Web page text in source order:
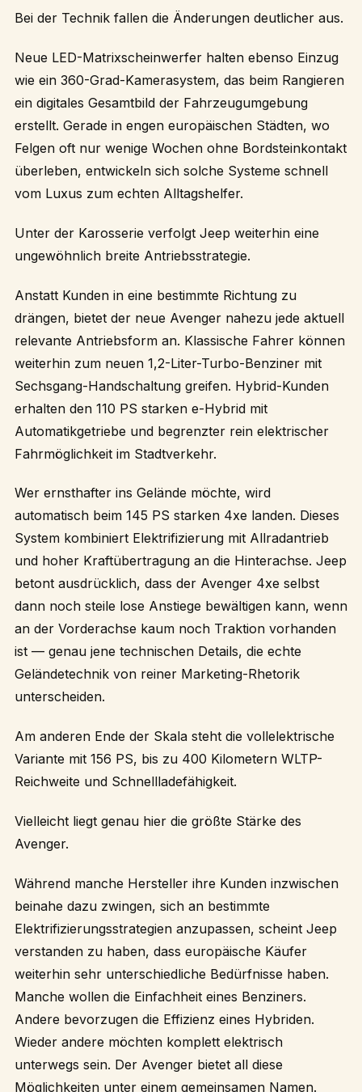
Bei der Technik fallen die Änderungen deutlicher aus.
Neue LED-Matrixscheinwerfer halten ebenso Einzug
wie ein 360-Grad-Kamerasystem, das beim Rangieren
ein digitales Gesamtbild der Fahrzeugumgebung
erstellt. Gerade in engen europäischen Städten, wo
Felgen oft nur wenige Wochen ohne Bordsteinkontakt
überleben, entwickeln sich solche Systeme schnell
vom Luxus zum echten Alltagshelfer.
Unter der Karosserie verfolgt Jeep weiterhin eine
ungewöhnlich breite Antriebsstrategie.
Anstatt Kunden in eine bestimmte Richtung zu
drängen, bietet der neue Avenger nahezu jede aktuell
relevante Antriebsform an. Klassische Fahrer können
weiterhin zum neuen 1,2-Liter-Turbo-Benziner mit
Sechsgang-Handschaltung greifen. Hybrid-Kunden
erhalten den 110 PS starken e-Hybrid mit
Automatikgetriebe und begrenzter rein elektrischer
Fahrmöglichkeit im Stadtverkehr.
Wer ernsthafter ins Gelände möchte, wird
automatisch beim 145 PS starken 4xe landen. Dieses
System kombiniert Elektrifizierung mit Allradantrieb
und hoher Kraftübertragung an die Hinterachse. Jeep
betont ausdrücklich, dass der Avenger 4xe selbst
dann noch steile lose Anstiege bewältigen kann, wenn
an der Vorderachse kaum noch Traktion vorhanden
ist — genau jene technischen Details, die echte
Geländetechnik von reiner Marketing-Rhetorik
unterscheiden.
Am anderen Ende der Skala steht die vollelektrische
Variante mit 156 PS, bis zu 400 Kilometern WLTP-
Reichweite und Schnellladefähigkeit.
Vielleicht liegt genau hier die größte Stärke des
Avenger.
Während manche Hersteller ihre Kunden inzwischen
beinahe dazu zwingen, sich an bestimmte
Elektrifizierungsstrategien anzupassen, scheint Jeep
verstanden zu haben, dass europäische Käufer
weiterhin sehr unterschiedliche Bedürfnisse haben.
Manche wollen die Einfachheit eines Benziners.
Andere bevorzugen die Effizienz eines Hybriden.
Wieder andere möchten komplett elektrisch
unterwegs sein. Der Avenger bietet all diese
Möglichkeiten unter einem gemeinsamen Namen.